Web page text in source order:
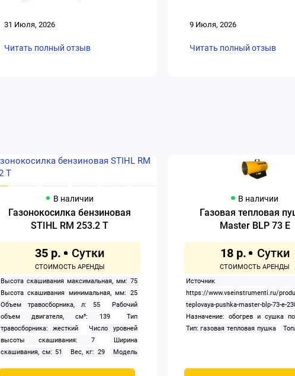
31 Июля, 2026
Читать полный отзыв
9 Июля, 2026
Читать полный отзыв
В наличии
Газонокосилка бензиновая
STIHL RM 253.2 T
35 р.
Высота скашивания максимальная, мм: 75
Высота скашивания минимальная, мм: 25
Объем травосборника, л: 55
Рабочий
объем двигателя, см³: 139
Тип
травосборника: жесткий
Число уровней
высоты скашивания: 7
Ширина
скашивания, см: 51
Вес, кг: 29
Модель
В наличии
Газовая тепловая
Master BLP 73 E
18 р.
Источник
https://www.vseinstrumenti.ru/
teplovaya-pushka-master-blp-73-e-
Назначение: обогрев и сушка
Тип: газовая тепловая пушка